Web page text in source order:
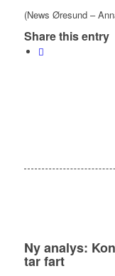
(News Øresund –
Share this entry
Ny analys:
tar fart